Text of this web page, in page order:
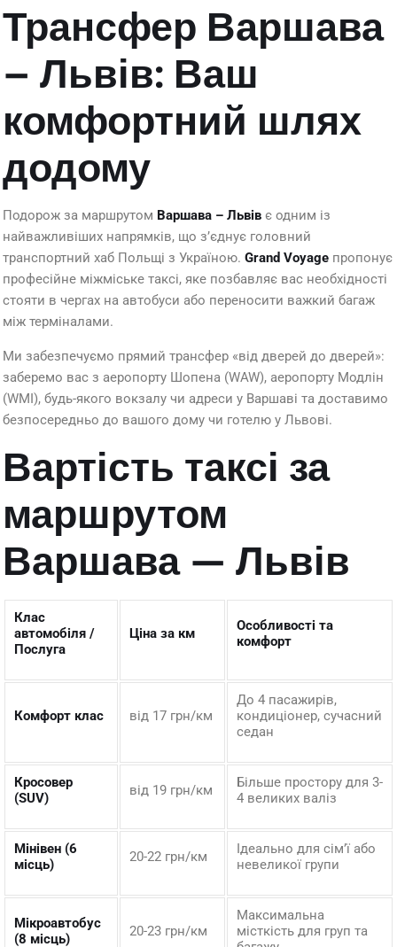
Трансфер Варшава
– Львів: Ваш
комфортний шлях
додому
Подорож за маршрутом Варшава – Львів є одним із
найважливіших напрямків, що з’єднує головний
транспортний хаб Польщі з Україною. Grand Voyage пропонує
професійне міжміське таксі, яке позбавляє вас необхідності
стояти в чергах на автобуси або переносити важкий багаж
між терміналами.
Ми забезпечуємо прямий трансфер «від дверей до дверей»:
заберемо вас з аеропорту Шопена (WAW), аеропорту Модлін
(WMI), будь-якого вокзалу чи адреси у Варшаві та доставимо
безпосередньо до вашого дому чи готелю у Львові.
Вартість таксі за
маршрутом
Варшава — Львів
Клас
автомобіля /
Послуга
Ціна за км
Особливості та
комфорт
Комфорт клас від 17 грн/км
До 4 пасажирів,
кондиціонер, сучасний
седан
Кросовер
(SUV)
від 19 грн/км
Більше простору для 3-
4 великих валіз
Мінівен (6
місць)
20-22 грн/км
Ідеально для сім’ї або
невеликої групи
Мікроавтобус
(8 місць)
20-23 грн/км
Максимальна
місткість для груп та